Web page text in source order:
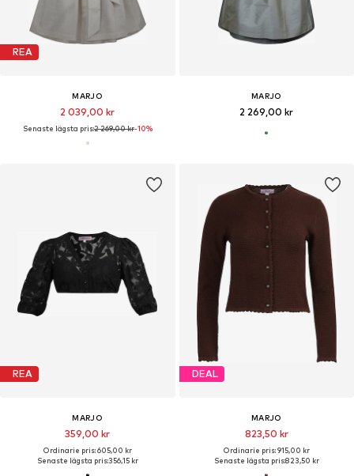
REA
MARJO
2 039,00 kr
Senaste lägsta pris:2 269,00 kr-10%
MARJO
2 269,00 kr
REA
MARJO
359,00 kr
Ordinarie pris: 605,00 kr
Senaste lägsta pris:356,15 kr
DEAL
MARJO
823,50 kr
Ordinarie pris: 915,00 kr
Senaste lägsta pris:823,50 kr